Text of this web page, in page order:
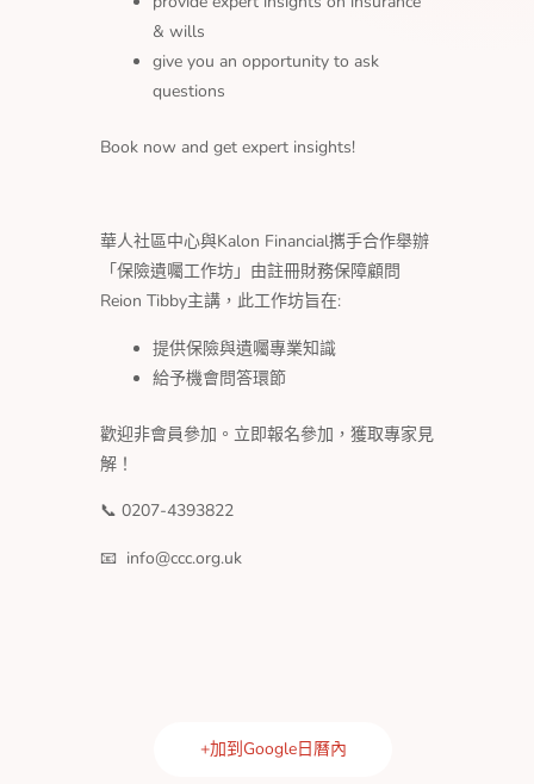
& wills
give you an opportunity to ask
questions
Book now and get expert insights!
華人社區中心與Kalon Financial𢹂手合作舉辦
「保險遺囑工作坊」由註冊財務保障顧問
Reion Tibby主講，此工作坊旨在:
提供保險與遺囑專業知識
給予機會問答環節
歡迎非會員參加。立即報名參加，獲取專家見
解！
📞 0207-4393822
📧 info@ccc.org.uk
+加到Google日曆內